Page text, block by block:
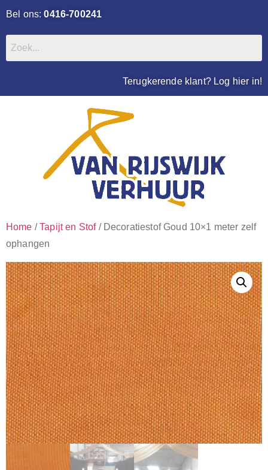
Bel ons:0416-700241
Terugkerende klant? Log hier in!
Home /Tapijt en Stof/ Decoratiestof Goud 10×1 meter zelf
ophangen